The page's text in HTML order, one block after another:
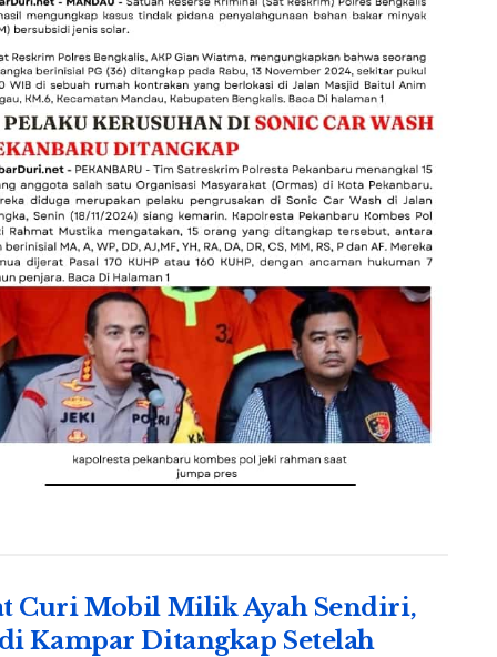
Curi Mobil Milik Ayah Sendiri,
Kampar Ditangkap Setelah